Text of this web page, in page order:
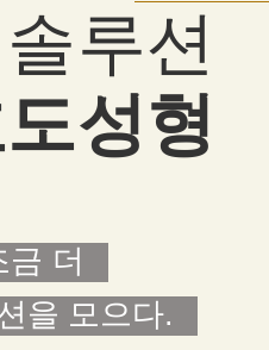
루션
성형
더
을 모으다.